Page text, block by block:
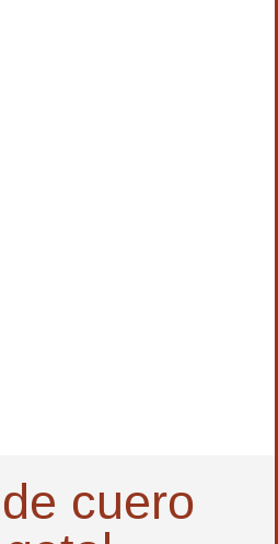
cuero